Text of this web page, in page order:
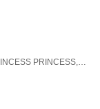
(オムニバス),チェッカーズ,PRINCESS PRINCESS,シャネルズ,ゴダイゴ,イモ欽トリオ,あみん,松田聖子